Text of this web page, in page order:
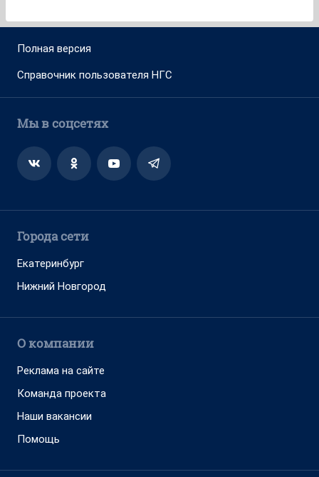
Полная версия
Справочник пользователя НГС
Мы в соцсетях
Города сети
Екатеринбург
Нижний Новгород
О компании
Реклама на сайте
Команда проекта
Наши вакансии
Помощь